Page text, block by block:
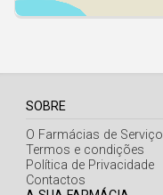
SOBRE
O Farmácias de Serviço
Termos e condições
Política de Privacidade
Contactos